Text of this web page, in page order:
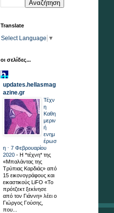
Translate
Select Language ▼
οι σελίδες...
updates.hellasmag
azine.gr
Τέχν
η
Καθη
μεριν
ή
ενημ
έρωσ
η ⋅ 7 Φεβρουαρίου
2020 - Η *τέχνη* της
«Μπαλάντας της
Τρύπιας Καρδιάς» από
15 εικονογράφους και
εικαστικούς LiFO «Το
πρότζεκτ ξεκίνησε
από τον Γιάννη» λέει ο
Γιώργος Γούσης,
που...